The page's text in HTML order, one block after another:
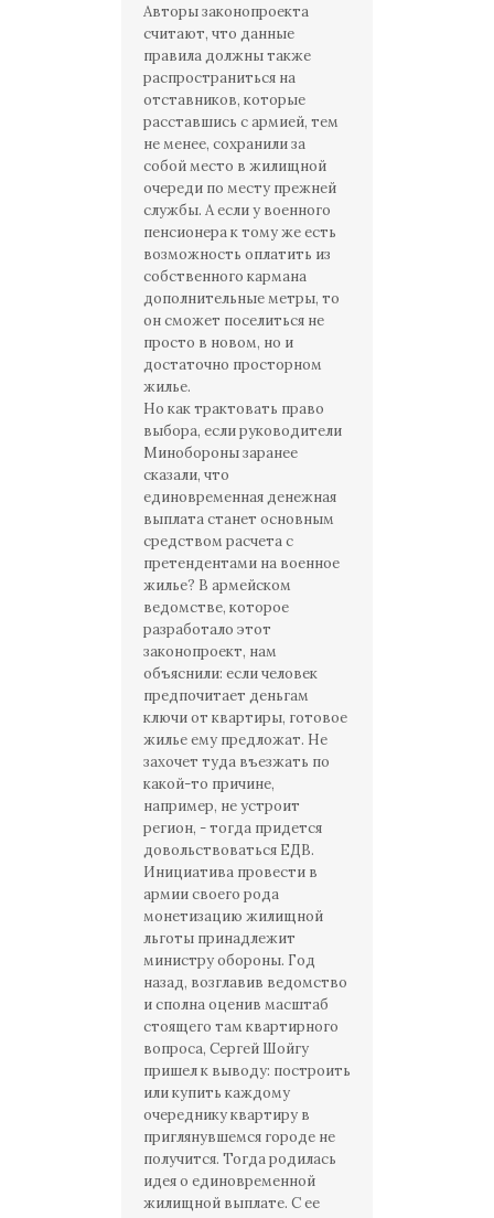
Авторы законопроекта
считают, что данные
правила должны также
распространиться на
отставников, которые
расставшись с армией, тем
не менее, сохранили за
собой место в жилищной
очереди по месту прежней
службы. А если у военного
пенсионера к тому же есть
возможность оплатить из
собственного кармана
дополнительные метры, то
он сможет поселиться не
просто в новом, но и
достаточно просторном
жилье.
Но как трактовать право
выбора, если руководители
Минобороны заранее
сказали, что
единовременная денежная
выплата станет основным
средством расчета с
претендентами на военное
жилье? В армейском
ведомстве, которое
разработало этот
законопроект, нам
объяснили: если человек
предпочитает деньгам
ключи от квартиры, готовое
жилье ему предложат. Не
захочет туда въезжать по
какой-то причине,
например, не устроит
регион, - тогда придется
довольствоваться ЕДВ.
Инициатива провести в
армии своего рода
монетизацию жилищной
льготы принадлежит
министру обороны. Год
назад, возглавив ведомство
и сполна оценив масштаб
стоящего там квартирного
вопроса, Сергей Шойгу
пришел к выводу: построить
или купить каждому
очереднику квартиру в
приглянувшемся городе не
получится. Тогда родилась
идея о единовременной
жилищной выплате. С ее